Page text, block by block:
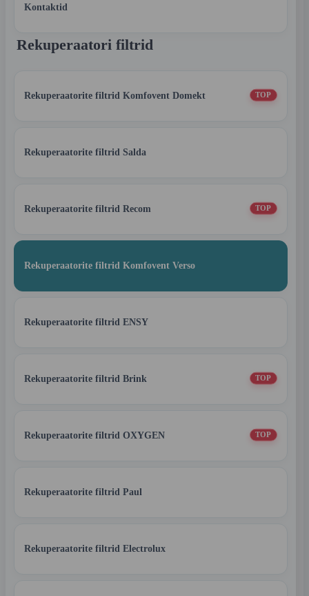
Kontaktid
Rekuperaatori filtrid
Rekuperaatorite filtrid Komfovent Domekt TOP
Rekuperaatorite filtrid Salda
Rekuperaatorite filtrid Recom TOP
Rekuperaatorite filtrid Komfovent Verso
Rekuperaatorite filtrid ENSY
Rekuperaatorite filtrid Brink TOP
Rekuperaatorite filtrid OXYGEN TOP
Rekuperaatorite filtrid Paul
Rekuperaatorite filtrid Electrolux